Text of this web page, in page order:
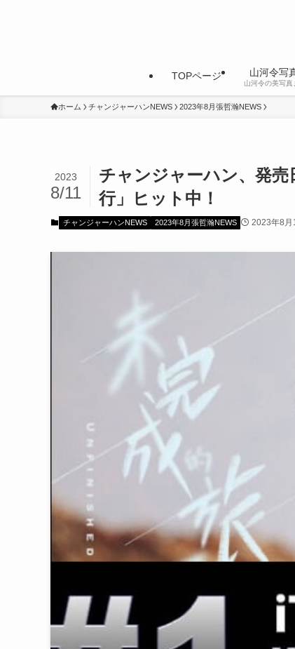
TOPページ 山河令写
山河令の美写真
ホーム チャンジャーハンNEWS 2023年8月張哲瀚NEWS
チャンジャーハン、発売
行」ヒット中！
2023
8/11
チャンジャーハンNEWS 2023年8月張哲瀚NEWS 2023年8月